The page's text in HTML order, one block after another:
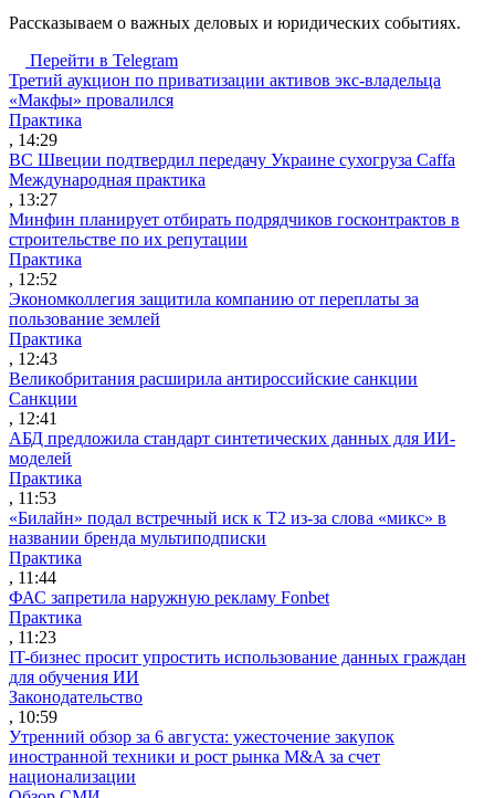
Рассказываем о важных деловых и юридических событиях.
Перейти в Telegram
Третий аукцион по приватизации активов экс-владельца
«Макфы» провалился
Практика
, 14:29
ВС Швеции подтвердил передачу Украине сухогруза Caffa
Международная практика
, 13:27
Минфин планирует отбирать подрядчиков госконтрактов в
строительстве по их репутации
Практика
, 12:52
Экономколлегия защитила компанию от переплаты за
пользование землей
Практика
, 12:43
Великобритания расширила антироссийские санкции
Санкции
, 12:41
АБД предложила стандарт синтетических данных для ИИ-
моделей
Практика
, 11:53
«Билайн» подал встречный иск к Т2 из-за слова «микс» в
названии бренда мультиподписки
Практика
, 11:44
ФАС запретила наружную рекламу Fonbet
Практика
, 11:23
IT-бизнес просит упростить использование данных граждан
для обучения ИИ
Законодательство
, 10:59
Утренний обзор за 6 августа: ужесточение закупок
иностранной техники и рост рынка M&A за счет
национализации